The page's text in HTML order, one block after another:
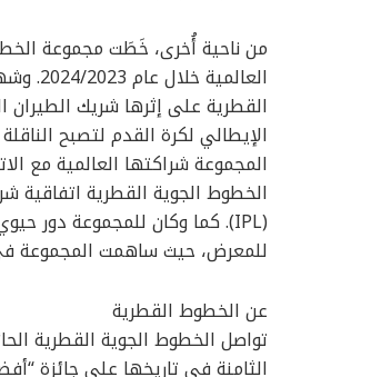
من ناحية أُخرى، خَطَت مجموعة
الإيطالي لكرة القدم لتصبح
الخطوط الجوية القطرية اتفاقية
للمعرض، حيث ساهمت المجموعة في
عن الخطوط القطرية
تواصل الخطوط الجوية القطرية